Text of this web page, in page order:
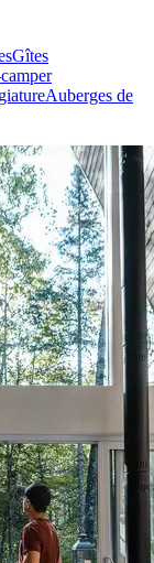
Gîtes
Auberges de